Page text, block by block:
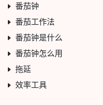
番茄钟
番茄工作法
番茄钟是什么
番茄钟怎么用
拖延
效率工具